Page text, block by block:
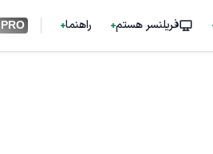
فریلنسر هستم راهنما PRO